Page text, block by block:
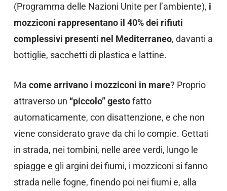
(Programma delle Nazioni Unite per l’ambiente), i
mozziconi rappresentano il 40% dei rifiuti
complessivi presenti nel Mediterraneo, davanti a
bottiglie, sacchetti di plastica e lattine.
Ma come arrivano i mozziconi in mare? Proprio
attraverso un “piccolo” gestofatto
automaticamente, con disattenzione, e che non
viene considerato grave da chi lo compie. Gettati
in strada, nei tombini, nelle aree verdi, lungo le
spiagge e gli argini dei fiumi, i mozziconi si fanno
strada nelle fogne, finendo poi nei fiumi e, alla